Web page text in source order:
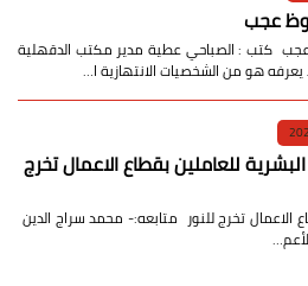
عجب
كتب : الصباحي عطية مدير مكتب الدقهلية
هو من الشخصيات الانتهازية ا…
للعاملين بقطاع الاعمال تخرج
الاعمال تخرج للنور متابعه:- محمد سراج الدين